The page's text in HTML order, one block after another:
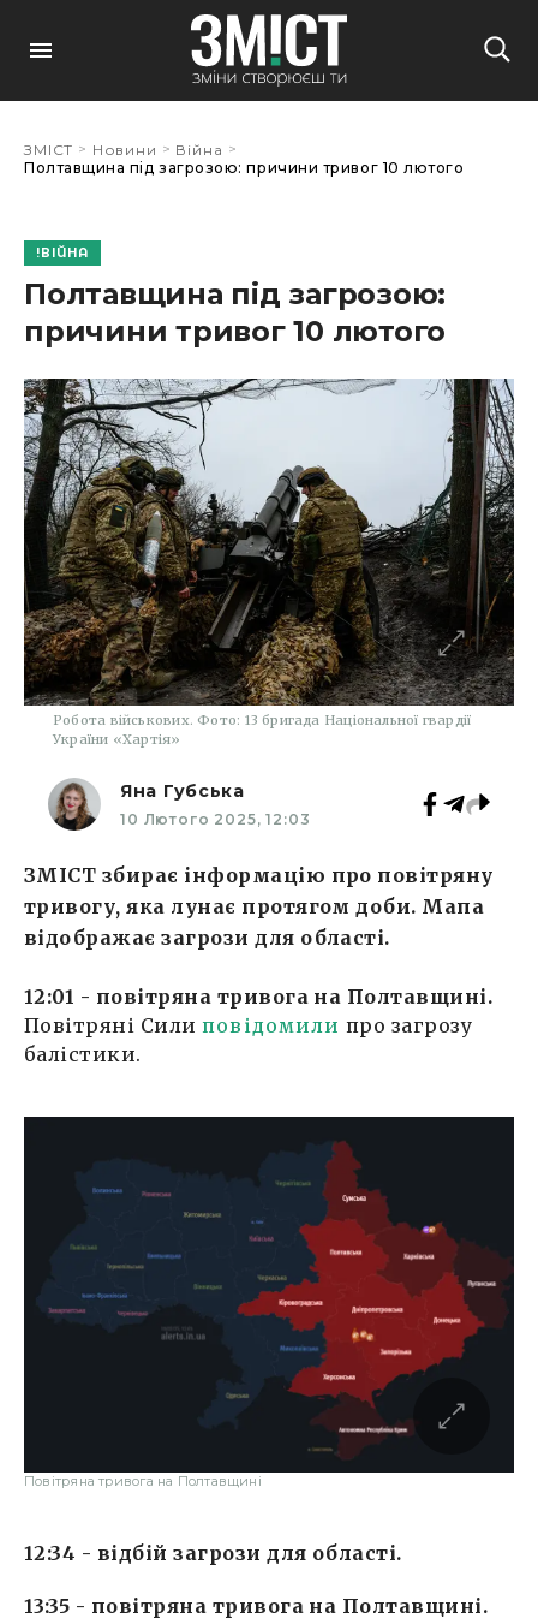
ЗМІСТ > Новини > Війна >
Полтавщина під загрозою: причини тривог 10 лютого
ВІЙНА
Полтавщина під загрозою:
причини тривог 10 лютого
Робота військових. Фото: 13 бригада Національної гвардії
України «Хартія»
Яна Губська
10 Лютого 2025, 12:03
ЗМІСТ збирає інформацію про повітряну
тривогу, яка лунає протягом доби. Мапа
відображає загрози для області.
12:01 - повітряна тривога на Полтавщині.
Повітряні Силиповідомили про загрозу
балістики.
Повітряна тривога на Полтавщині
12:34 - відбій загрози для області.
13:35 - повітряна тривога на Полтавщині.